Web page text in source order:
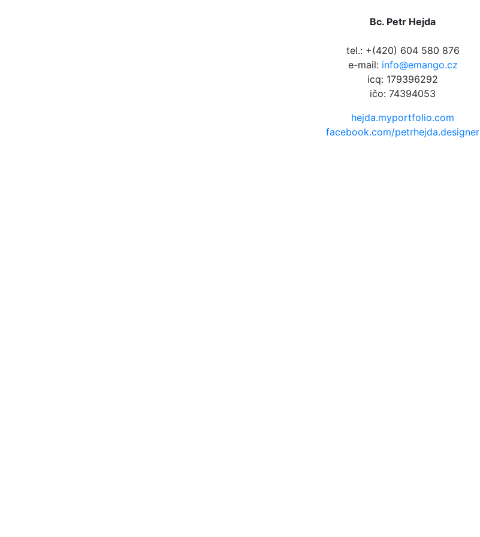
Bc. Petr Hejda
tel.: +(420) 604 580 876
e-mail: info@emango.cz
icq: 179396292
ičo: 74394053
hejda.myportfolio.com
facebook.com/petrhejda.designer